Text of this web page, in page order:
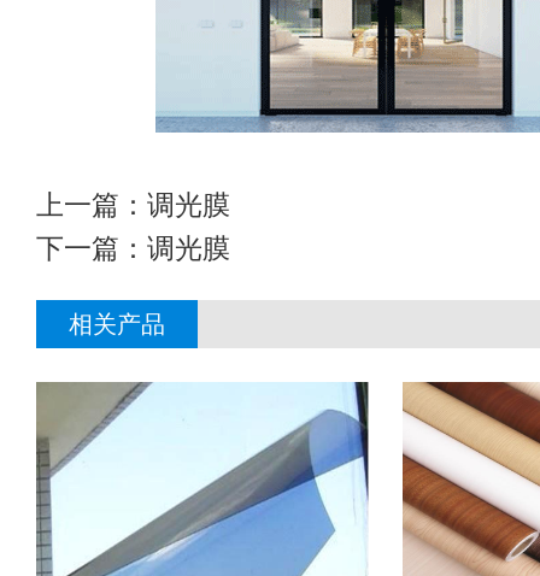
上一篇： 调光膜
下一篇： 调光膜
相关产品